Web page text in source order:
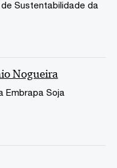
Sustentabilidade da
Nogueira
Embrapa Soja